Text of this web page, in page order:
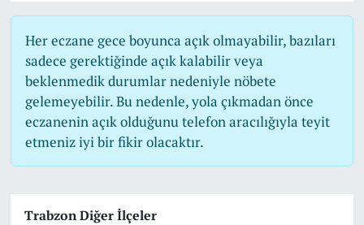
Her eczane gece boyunca açık olmayabilir, bazıları
sadece gerektiğinde açık kalabilir veya
beklenmedik durumlar nedeniyle nöbete
gelemeyebilir. Bu nedenle, yola çıkmadan önce
eczanenin açık olduğunu telefon aracılığıyla teyit
etmeniz iyi bir fikir olacaktır.
Trabzon Diğer İlçeler